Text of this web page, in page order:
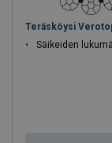
Teräsköysi
Säikeiden lukumäärä: